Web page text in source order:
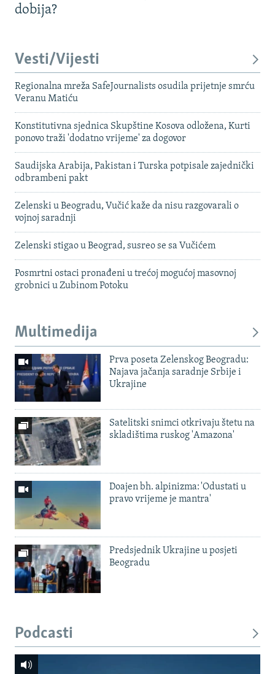
dobija?
Vesti/Vijesti
Regionalna mreža SafeJournalists osudila prijetnje smrću
Veranu Matiću
Konstitutivna sjednica Skupštine Kosova odložena, Kurti
ponovo traži 'dodatno vrijeme' za dogovor
Saudijska Arabija, Pakistan i Turska potpisale zajednički
odbrambeni pakt
Zelenski u Beogradu, Vučić kaže da nisu razgovarali o
vojnoj saradnji
Zelenski stigao u Beograd, susreo se sa Vučićem
Posmrtni ostaci pronađeni u trećoj mogućoj masovnoj
grobnici u Zubinom Potoku
Multimedija
Prva poseta Zelenskog Beogradu:
Najava jačanja saradnje Srbije i
Ukrajine
Satelitski snimci otkrivaju štetu na
skladištima ruskog 'Amazona'
Doajen bh. alpinizma: 'Odustati u
pravo vrijeme je mantra'
Predsjednik Ukrajine u posjeti
Beogradu
Podcasti